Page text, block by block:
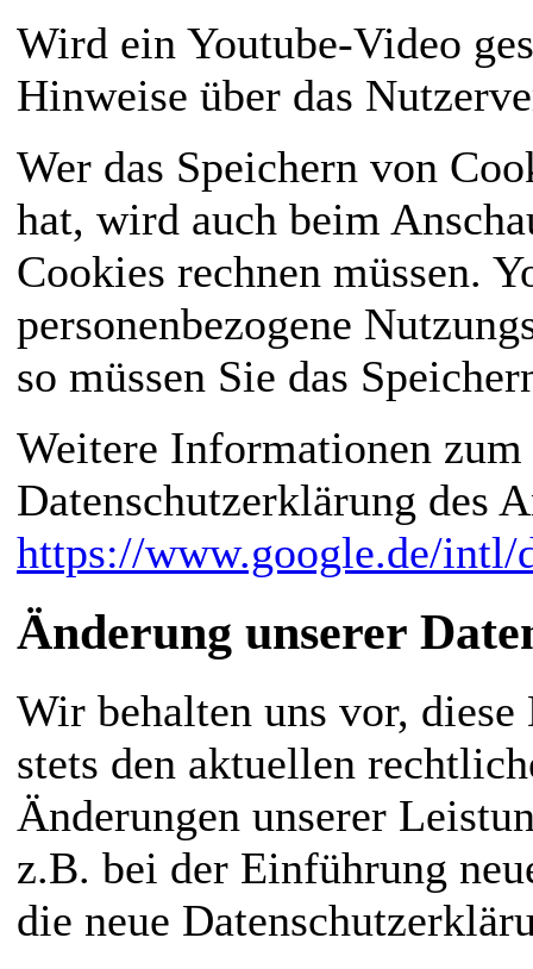
Wird ein Youtube-Video
Hinweise über das
Wer das Speichern von
hat, wird auch beim
Cookies rechnen müssen.
personenbezogene
so müssen Sie das
Weitere Informationen
Datenschutzerklärung des
https://www.google.de/
Änderung unserer
Wir behalten uns vor, diese
stets den aktuellen
Änderungen unserer
z.B. bei der Einführung
die neue